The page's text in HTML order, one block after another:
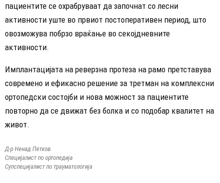
пациентите се охрабруваат да започнат со лесни
активности уште во првиот постоперативен период, што
овозможува побрзо враќање во секојдневните
активности.
Имплантацијата на реверзна протеза на рамо претставува
современо и ефикасно решение за третман на комплексни
ортопедски состојби и нова можност за пациентите
повторно да се движат без болка и со подобар квалитет на
живот.
Д-р Ненад Петков
Специјалист по ортопедија
Супспецијалист по трауматологија